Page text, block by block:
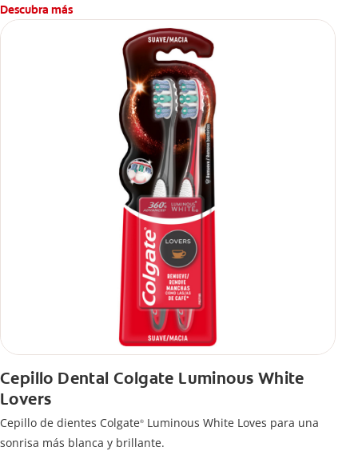
Descubra más
Cepillo Dental Colgate Luminous White
Lovers
Cepillo de dientes Colgate® Luminous White Loves para una
sonrisa más blanca y brillante.